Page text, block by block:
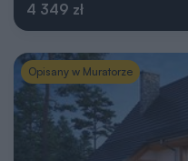
4 349 zł
Opisany w Muratorze